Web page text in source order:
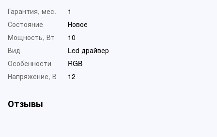
Гарантия, мес.
1
Состояние
Новое
Мощность, Вт
10
Вид
Led драйвер
Особенности
RGB
Напряжение, В
12
Отзывы